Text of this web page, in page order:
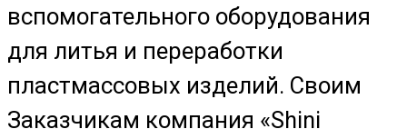
вспомогательного оборудования
для литья и переработки
пластмассовых изделий. Своим
Заказчикам компания «Shini